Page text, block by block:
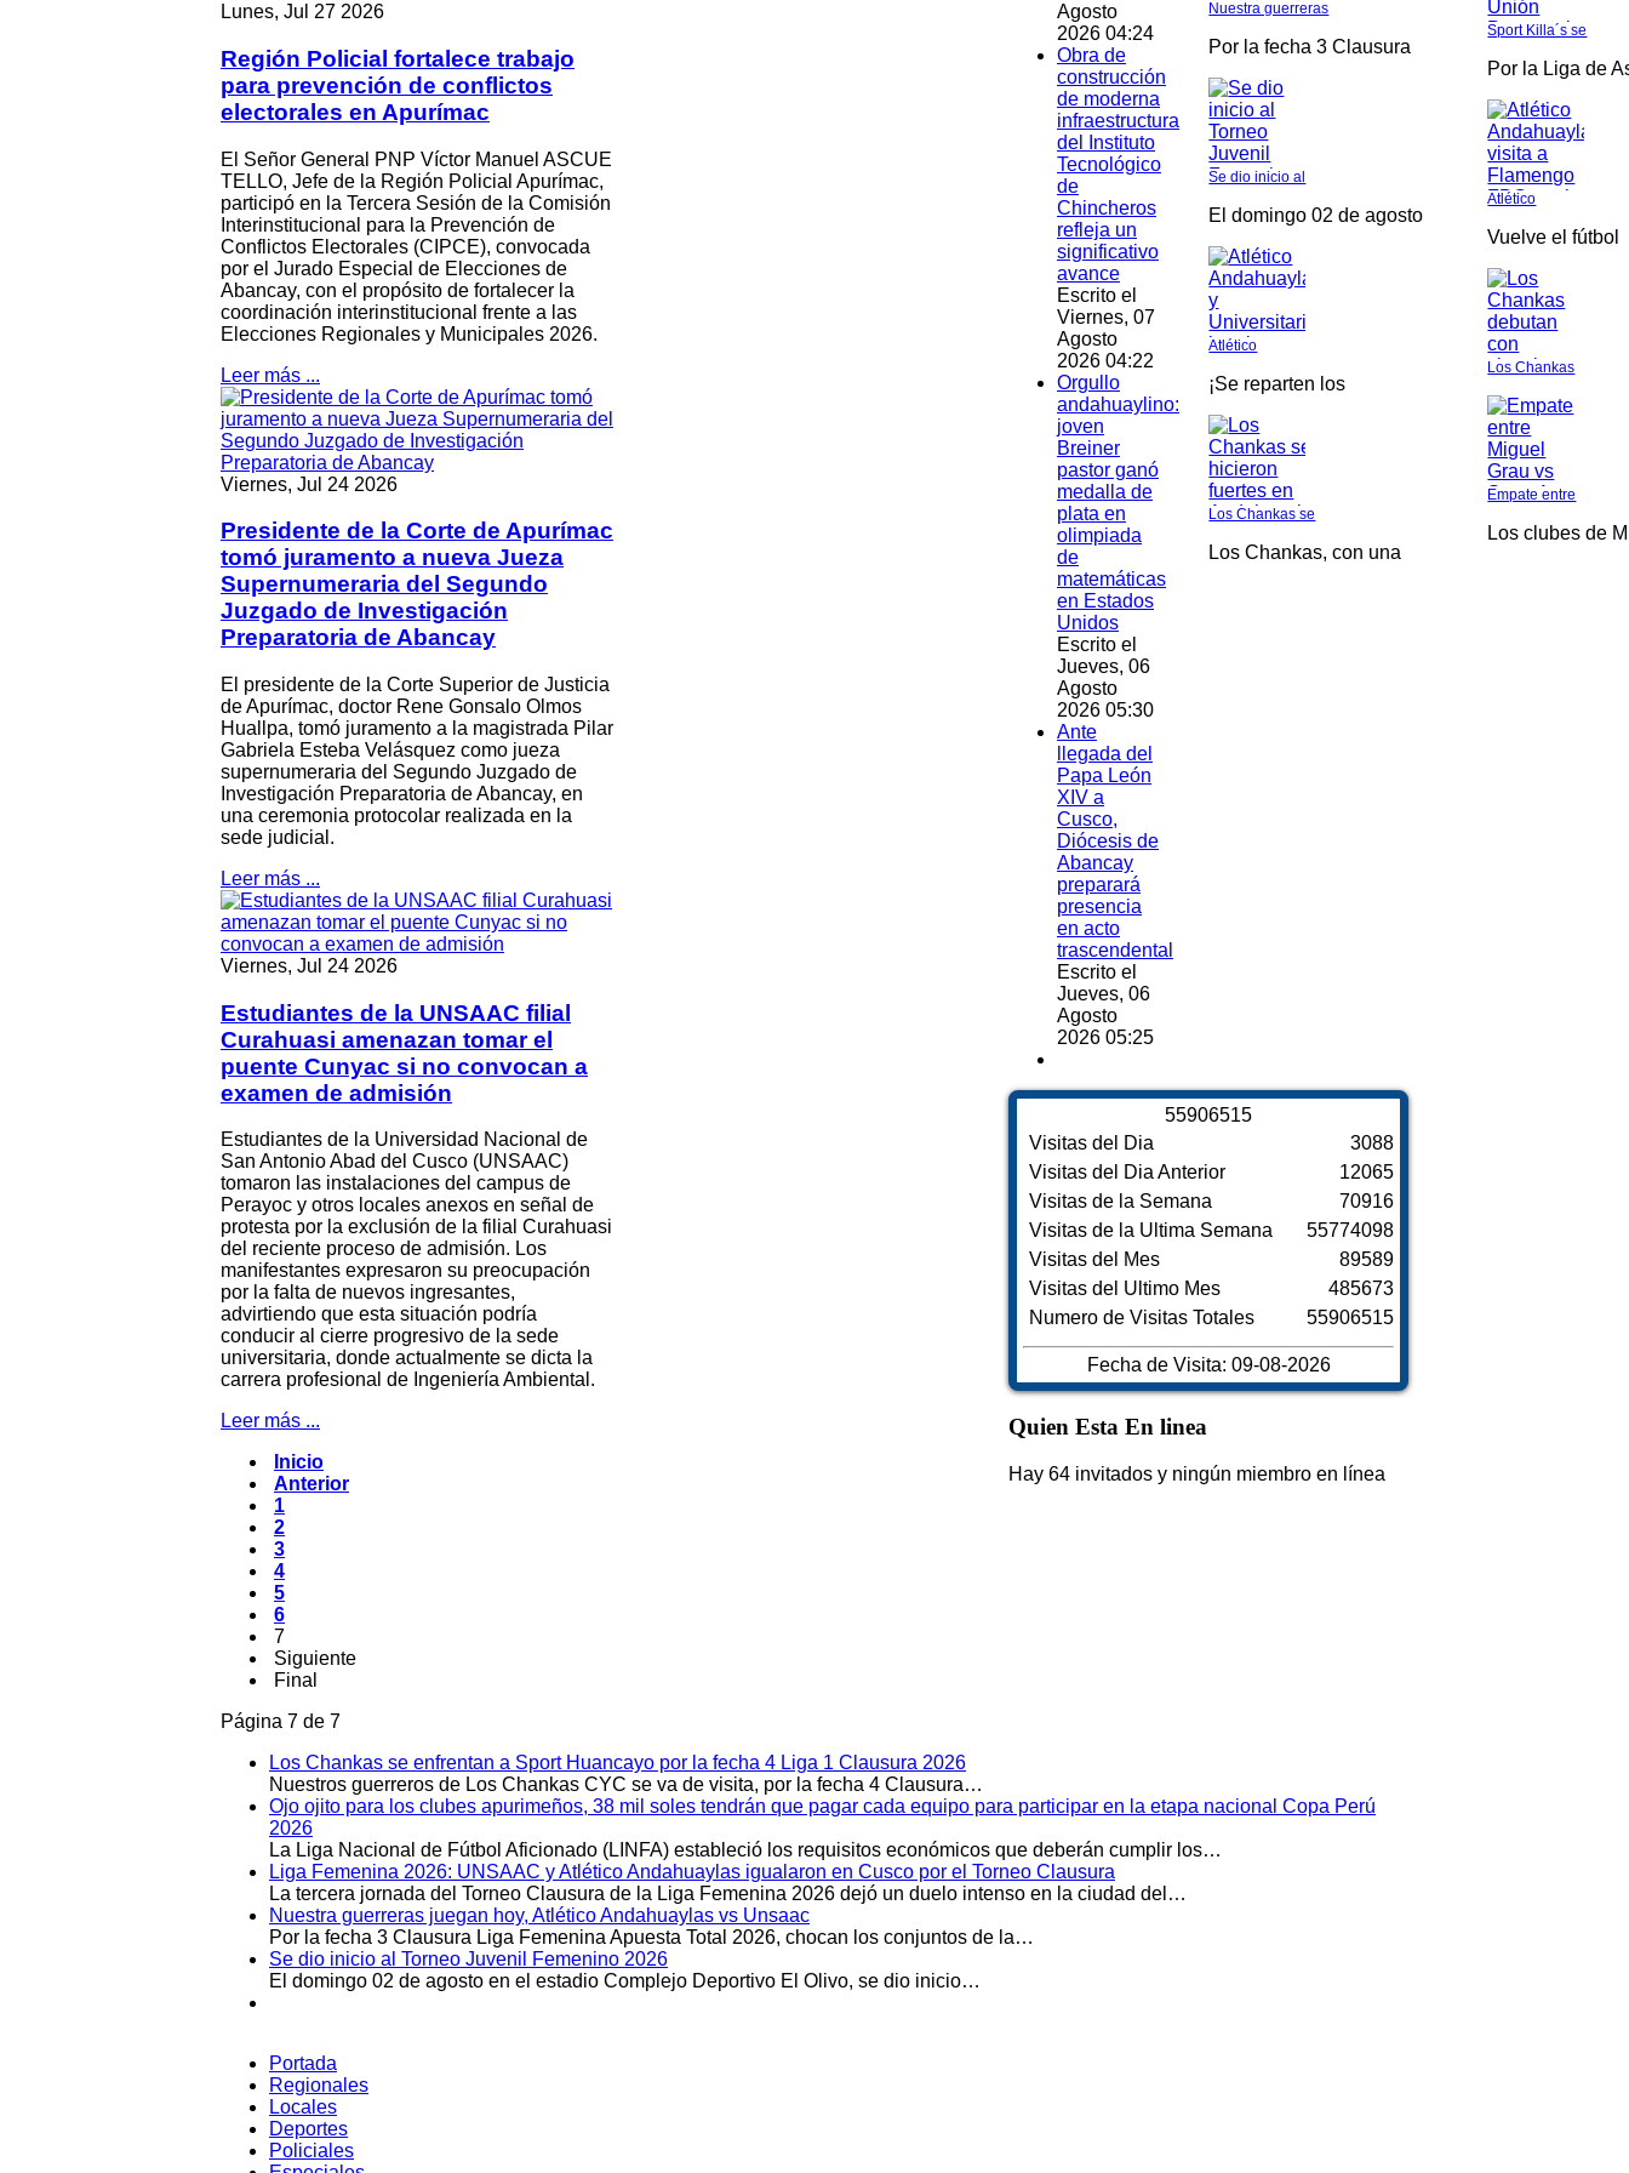
Lunes, Jul 27 2026
Región Policial fortalece trabajo
para prevención de conflictos
electorales en Apurímac
El Señor General PNP Víctor Manuel ASCUE
TELLO, Jefe de la Región Policial Apurímac,
participó en la Tercera Sesión de la Comisión
Interinstitucional para la Prevención de
Conflictos Electorales (CIPCE), convocada
por el Jurado Especial de Elecciones de
Abancay, con el propósito de fortalecer la
coordinación interinstitucional frente a las
Elecciones Regionales y Municipales 2026.
Leer más ...
Viernes, Jul 24 2026
Presidente de la Corte de Apurímac
tomó juramento a nueva Jueza
Supernumeraria del Segundo
Juzgado de Investigación
Preparatoria de Abancay
El presidente de la Corte Superior de Justicia
de Apurímac, doctor Rene Gonsalo Olmos
Huallpa, tomó juramento a la magistrada Pilar
Gabriela Esteba Velásquez como jueza
supernumeraria del Segundo Juzgado de
Investigación Preparatoria de Abancay, en
una ceremonia protocolar realizada en la
sede judicial.
Leer más ...
Viernes, Jul 24 2026
Estudiantes de la UNSAAC filial
Curahuasi amenazan tomar el
puente Cunyac si no convocan a
examen de admisión
Estudiantes de la Universidad Nacional de
San Antonio Abad del Cusco (UNSAAC)
tomaron las instalaciones del campus de
Perayoc y otros locales anexos en señal de
protesta por la exclusión de la filial Curahuasi
del reciente proceso de admisión. Los
manifestantes expresaron su preocupación
por la falta de nuevos ingresantes,
advirtiendo que esta situación podría
conducir al cierre progresivo de la sede
universitaria, donde actualmente se dicta la
carrera profesional de Ingeniería Ambiental.
Leer más ...
Inicio
Anterior
1
2
3
4
5
6
7
Siguiente
Final
Página 7 de 7
Agosto
2026 04:24
Obra de
construcción
de moderna
infraestructura
del Instituto
Tecnológico
de
Chincheros
refleja un
significativo
avance
Escrito el
Viernes, 07
Agosto
2026 04:22
Orgullo
andahuaylino:
joven
Breiner
pastor ganó
medalla de
plata en
olimpiada
de
matemáticas
en Estados
Unidos
Escrito el
Jueves, 06
Agosto
2026 05:30
Ante
llegada del
Papa León
XIV a
Cusco,
Diócesis de
Abancay
preparará
presencia
en acto
trascendental
Escrito el
Jueves, 06
Agosto
2026 05:25
Nuestra guerreras
Por la fecha 3 Clausura
Se dio inicio al
El domingo 02 de agosto
Atlético
¡Se reparten los
Los Chankas se
Los Chankas, con una
Sport Killa´s se
Por la Liga de
Atlético
Vuelve el fútbol
Los Chankas
Empate entre
Los clubes de
55906515
Visitas del Dia
Visitas del Dia Anterior
Visitas de la Semana
Visitas de la Ultima Semana
Visitas del Mes
Visitas del Ultimo Mes
Numero de Visitas Totales
3088
12065
70916
55774098
89589
485673
55906515
Fecha de Visita: 09-08-2026
Quien Esta En linea
Hay 64 invitados y ningún miembro en línea
Los Chankas se enfrentan a Sport Huancayo por la fecha 4 Liga 1 Clausura 2026
Nuestros guerreros de Los Chankas CYC se va de visita, por la fecha 4 Clausura…
Ojo ojito para los clubes apurimeños, 38 mil soles tendrán que pagar cada equipo para participar en la etapa nacional Copa Perú
2026
La Liga Nacional de Fútbol Aficionado (LINFA) estableció los requisitos económicos que deberán cumplir los…
Liga Femenina 2026: UNSAAC y Atlético Andahuaylas igualaron en Cusco por el Torneo Clausura
La tercera jornada del Torneo Clausura de la Liga Femenina 2026 dejó un duelo intenso en la ciudad del…
Nuestra guerreras juegan hoy, Atlético Andahuaylas vs Unsaac
Por la fecha 3 Clausura Liga Femenina Apuesta Total 2026, chocan los conjuntos de la…
Se dio inicio al Torneo Juvenil Femenino 2026
El domingo 02 de agosto en el estadio Complejo Deportivo El Olivo, se dio inicio…
Portada
Regionales
Locales
Deportes
Policiales